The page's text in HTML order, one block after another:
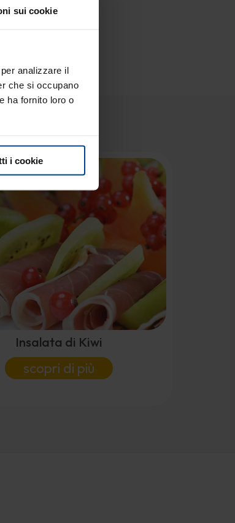
sui cookie
analizzare il
che si occupano
ha fornito loro o
i cookie
Insalata di Kiwi
scopri di più